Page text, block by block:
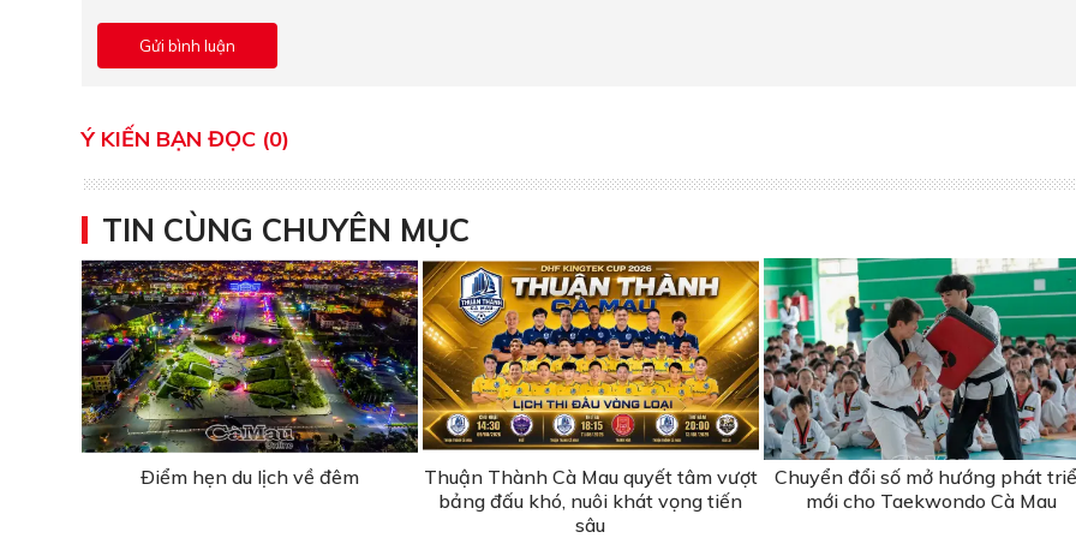
Ý KIẾN BẠN ĐỌC (0)
TIN CÙNG CHUYÊN MỤC
Ðiểm hẹn du lịch về đêm
Thuận Thành Cà Mau quyết tâm vượt
bảng đấu khó, nuôi khát vọng tiến
sâu
Chuyển đổi số mở hướng phát
mới cho Taekwondo Cà Mau